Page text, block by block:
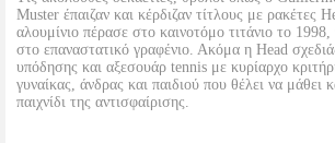
Muster έπαιζαν και κέρδιζαν τίτλους με ρακέτες
αλουμίνιο πέρασε στο καινοτόμο τιτάνιο το
στο επαναστατικό γραφένιο. Ακόμα η Head
υπόδησης και αξεσουάρ tennis με κυρίαρχο
γυναίκας, άνδρας και παιδιού που θέλει να μάθει
παιχνίδι της αντισφαίρισης.